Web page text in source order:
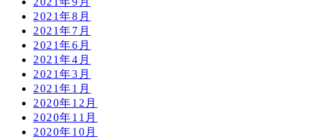
2021年8月
2021年7月
2021年6月
2021年4月
2021年3月
2021年1月
2020年12月
2020年11月
2020年10月